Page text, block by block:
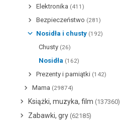
Elektronika (411)
Bezpieczeństwo (281)
Nosidła i chusty (192)
Chusty (26)
Nosidła (162)
Prezenty i pamiątki (142)
Mama (29874)
Książki, muzyka, film (137360)
Zabawki, gry (62185)